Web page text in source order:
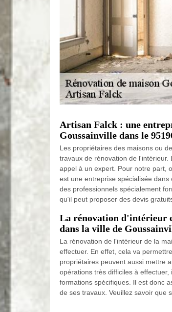
Artisan Falck : une
Goussainville dans le
Les propriétaires des maisons ou
travaux de rénovation de
appel à un expert. Pour notre part,
est une entreprise spécialisée
des professionnels spécialement
qu'il peut proposer des devis
La rénovation d'intérieur
dans la ville de
La rénovation de l'intérieur de la
effectuer. En effet, cela va
propriétaires peuvent aussi mettre
opérations très difficiles à
formations spécifiques. Il est donc
de ses travaux. Veuillez savoir que